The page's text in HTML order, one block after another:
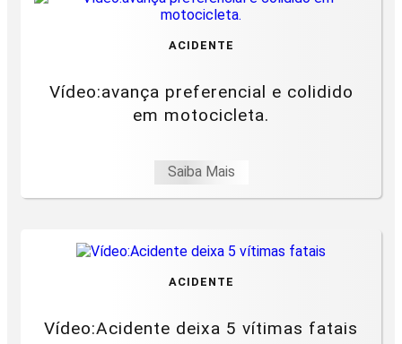
ACIDENTE
Vídeo:avança preferencial e colidido
em motocicleta.
Saiba Mais
ACIDENTE
Vídeo:Acidente deixa 5 vítimas fatais